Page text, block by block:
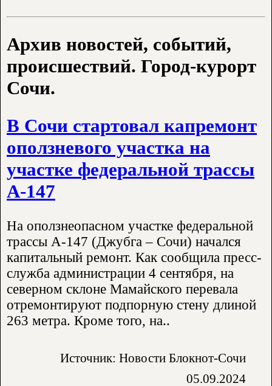
Архив новостей, событий,
происшествий. Город-курорт
Сочи.
В Сочи стартовал капремонт
оползневого участка на
участке федеральной трассы
А-147
На оползнеопасном участке федеральной
трассы А-147 (Джубга – Сочи) начался
капитальный ремонт. Как сообщила пресс-
служба администрации 4 сентября, на
северном склоне Мамайского перевала
отремонтируют подпорную стену длиной
263 метра. Кроме того, на..
Источник: Новости Блокнот-Сочи
05.09.2024